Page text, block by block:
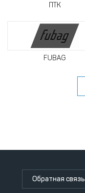
ПТК
FUBAG
Обратная связь